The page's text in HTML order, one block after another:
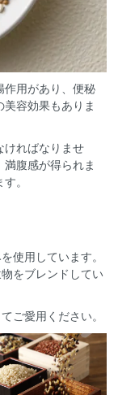
作用があり、便秘
容効果もありま
ければなりませ
腹感が得られま
。
使用しています。
をブレンドしてい
ご愛用ください。